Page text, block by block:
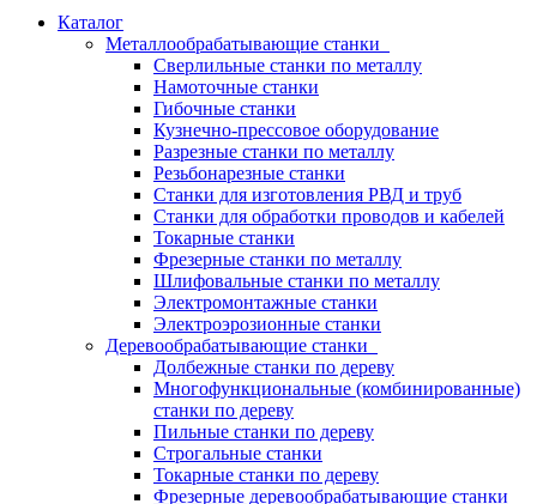
Каталог
Металлообрабатывающие станки
Сверлильные станки по металлу
Намоточные станки
Гибочные станки
Кузнечно-прессовое оборудование
Разрезные станки по металлу
Резьбонарезные станки
Станки для изготовления РВД и труб
Станки для обработки проводов и кабелей
Токарные станки
Фрезерные станки по металлу
Шлифовальные станки по металлу
Электромонтажные станки
Электроэрозионные станки
Деревообрабатывающие станки
Долбежные станки по дереву
Многофункциональные (комбинированные)
станки по дереву
Пильные станки по дереву
Строгальные станки
Токарные станки по дереву
Фрезерные деревообрабатывающие станки